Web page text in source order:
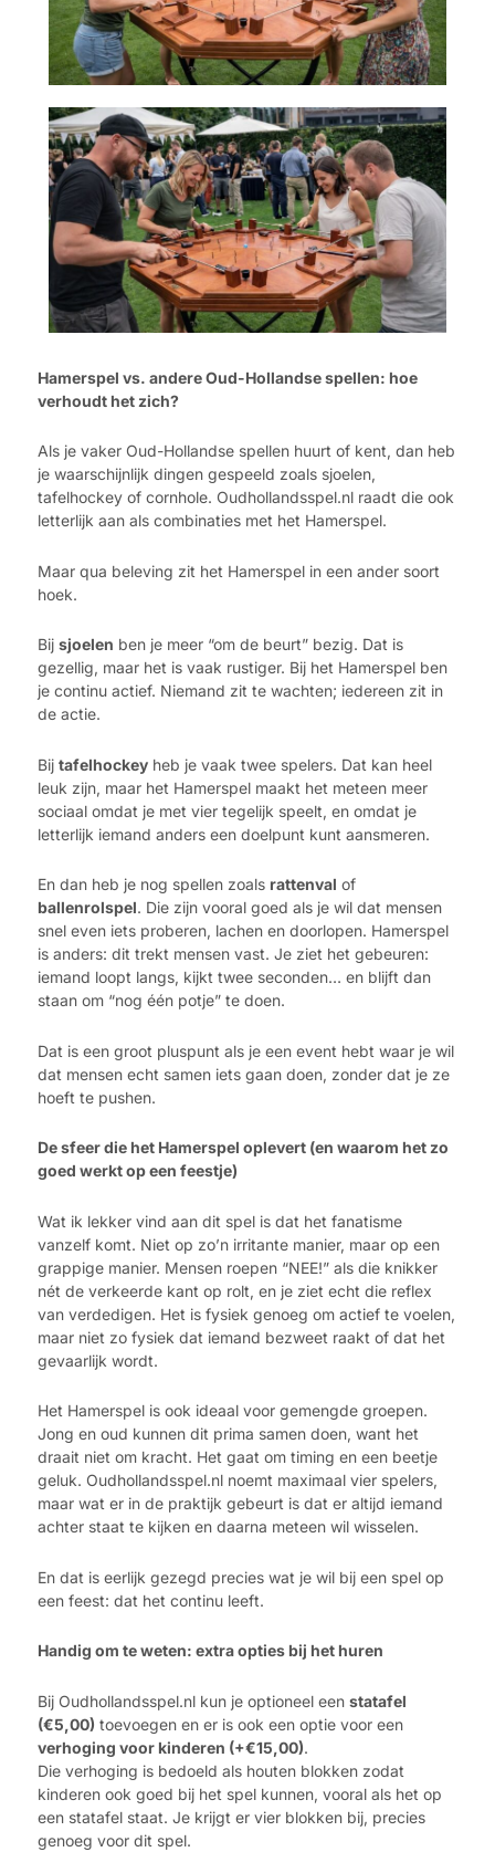
Hamerspel vs. andere Oud-Hollandse spellen: hoe
verhoudt het zich?
Als je vaker Oud-Hollandse spellen huurt of kent, dan heb
je waarschijnlijk dingen gespeeld zoals sjoelen,
tafelhockey of cornhole. Oudhollandsspel.nl raadt die ook
letterlijk aan als combinaties met het Hamerspel.
Maar qua beleving zit het Hamerspel in een ander soort
hoek.
Bij sjoelen ben je meer “om de beurt” bezig. Dat is
gezellig, maar het is vaak rustiger. Bij het Hamerspel ben
je continu actief. Niemand zit te wachten; iedereen zit in
de actie.
Bij tafelhockey heb je vaak twee spelers. Dat kan heel
leuk zijn, maar het Hamerspel maakt het meteen meer
sociaal omdat je met vier tegelijk speelt, en omdat je
letterlijk iemand anders een doelpunt kunt aansmeren.
En dan heb je nog spellen zoals rattenval of
ballenrolspel. Die zijn vooral goed als je wil dat mensen
snel even iets proberen, lachen en doorlopen. Hamerspel
is anders: dit trekt mensen vast. Je ziet het gebeuren:
iemand loopt langs, kijkt twee seconden… en blijft dan
staan om “nog één potje” te doen.
Dat is een groot pluspunt als je een event hebt waar je wil
dat mensen echt samen iets gaan doen, zonder dat je ze
hoeft te pushen.
De sfeer die het Hamerspel oplevert (en waarom het zo
goed werkt op een feestje)
Wat ik lekker vind aan dit spel is dat het fanatisme
vanzelf komt. Niet op zo’n irritante manier, maar op een
grappige manier. Mensen roepen “NEE!” als die knikker
nét de verkeerde kant op rolt, en je ziet echt die reflex
van verdedigen. Het is fysiek genoeg om actief te voelen,
maar niet zo fysiek dat iemand bezweet raakt of dat het
gevaarlijk wordt.
Het Hamerspel is ook ideaal voor gemengde groepen.
Jong en oud kunnen dit prima samen doen, want het
draait niet om kracht. Het gaat om timing en een beetje
geluk. Oudhollandsspel.nl noemt maximaal vier spelers,
maar wat er in de praktijk gebeurt is dat er altijd iemand
achter staat te kijken en daarna meteen wil wisselen.
En dat is eerlijk gezegd precies wat je wil bij een spel op
een feest: dat het continu leeft.
Handig om te weten: extra opties bij het huren
Bij Oudhollandsspel.nl kun je optioneel een statafel
(€5,00) toevoegen en er is ook een optie voor een
verhoging voor kinderen (+€15,00).
Die verhoging is bedoeld als houten blokken zodat
kinderen ook goed bij het spel kunnen, vooral als het op
een statafel staat. Je krijgt er vier blokken bij, precies
genoeg voor dit spel.